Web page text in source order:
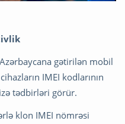
gətirilən mobil
IMEI kodlarının
tədbirləri görür.
klon IMEI nömrəsi